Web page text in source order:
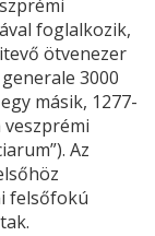
foglalkozik,
ötvenezer
3000
másik, 1277-
Az
felsőfokú